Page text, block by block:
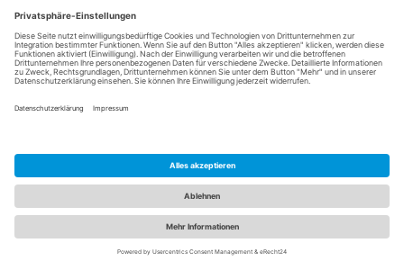
Impressum
Copyright 2026 -Free Gesundheitscoaching